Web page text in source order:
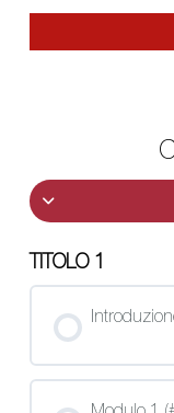
TITOLO 1